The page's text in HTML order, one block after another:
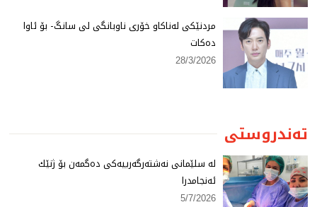
مردنێكی لەناكاو خۆری ناوبانگی لی سانگ- بۆ ئاوا
دەكات
28/3/2026
تەندروستی
لە سلێمانی نەشتەرگەرییەكی دەگمەن بۆ ژنێك
ئەنجامدرا
5/7/2026